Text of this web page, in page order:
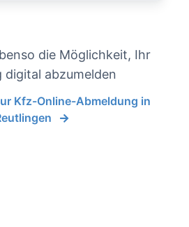
die Möglichkeit, Ihr
digital abzumelden
Kfz-Online-Abmeldung in